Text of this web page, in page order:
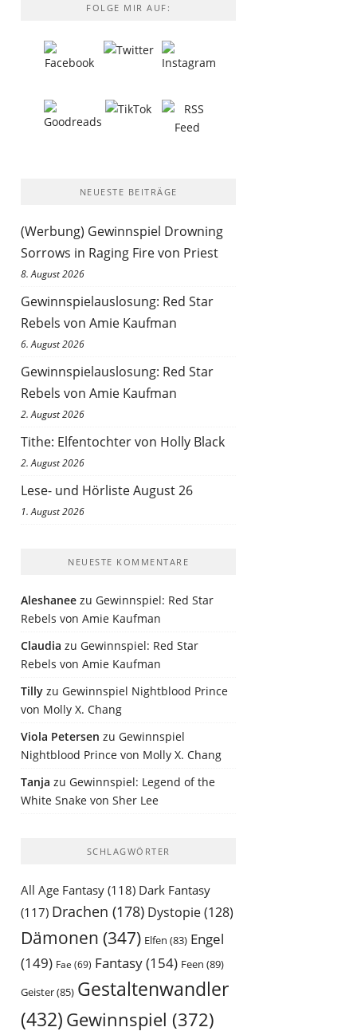
FOLGE MIR AUF:
NEUESTE BEITRÄGE
(Werbung) Gewinnspiel Drowning
Sorrows in Raging Fire von Priest
8. August 2026
Gewinnspielauslosung: Red Star
Rebels von Amie Kaufman
6. August 2026
Gewinnspielauslosung: Red Star
Rebels von Amie Kaufman
2. August 2026
Tithe: Elfentochter von Holly Black
2. August 2026
Lese- und Hörliste August 26
1. August 2026
NEUESTE KOMMENTARE
Aleshanee zu Gewinnspiel: Red Star
Rebels von Amie Kaufman
Claudia zu Gewinnspiel: Red Star
Rebels von Amie Kaufman
Tilly zu Gewinnspiel Nightblood Prince
von Molly X. Chang
Viola Petersen zu Gewinnspiel
Nightblood Prince von Molly X. Chang
Tanja zu Gewinnspiel: Legend of the
White Snake von Sher Lee
SCHLAGWÖRTER
All Age Fantasy (118) Dark Fantasy
(117) Drachen (178) Dystopie(128)
Dämonen (347) Elfen (83) Engel
(149) Fae (69) Fantasy(154) Feen (89)
Geister(85) Gestaltenwandler
(432) Gewinnspiel (372)